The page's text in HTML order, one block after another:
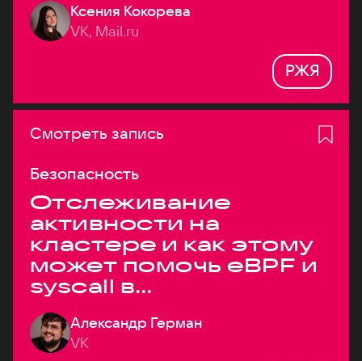
Ксения Кокорева
VK, Mail.ru
РЖЯ
Смотреть запись
Безопасность
Отслеживание
активности на
кластере и как этому
может помочь eBPF и
syscall в
высоконагруженных
системах
Александр Герман
VK